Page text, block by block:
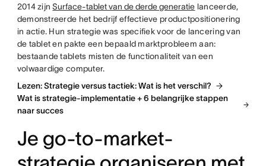
2014 zijnSurface-tablet van de derde generatie lanceerde,
demonstreerde het bedrijf effectieve productpositionering
in actie. Hun strategie was specifiek voor de lancering van
de tablet en pakte een bepaald marktprobleem aan:
bestaande tablets misten de functionaliteit van een
volwaardige computer.
Lezen: Strategie versus tactiek: Wat is het verschil?
Wat is strategie-implementatie + 6 belangrijke stappen
naar succes
Je go-to-market-